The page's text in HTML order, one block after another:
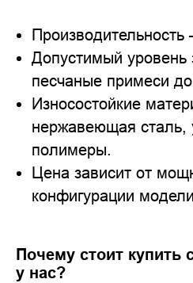
Производительность
Допустимый уровень
песчаные примеси до
Износостойкие
нержавеющая сталь,
полимеры.
Цена зависит от
конфигурации
Почему стоит купить
у нас?